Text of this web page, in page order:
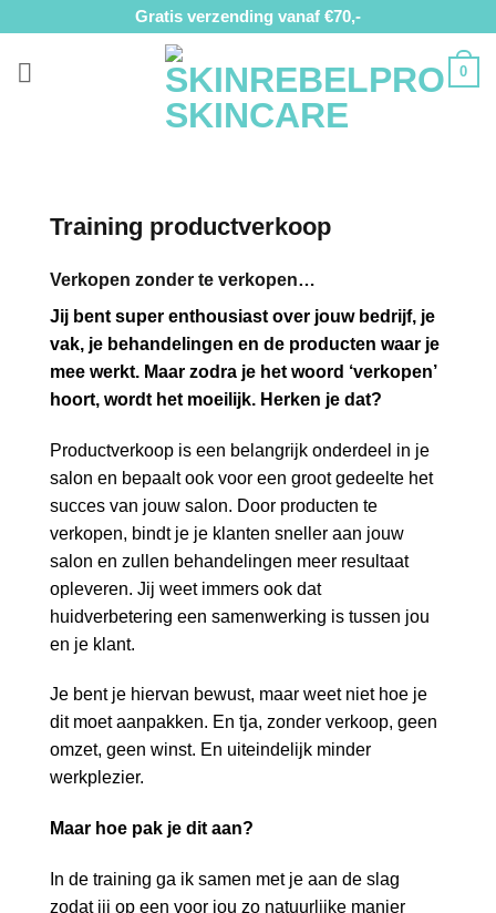
inhoud
Gratis verzending vanaf €70,-
0
Training productverkoop
Verkopen zonder te verkopen…
Jij bent super enthousiast over jouw bedrijf, je
vak, je behandelingen en de producten waar je
mee werkt. Maar zodra je het woord ‘verkopen’
hoort, wordt het moeilijk. Herken je dat?
Productverkoop is een belangrijk onderdeel in je
salon en bepaalt ook voor een groot gedeelte het
succes van jouw salon. Door producten te
verkopen, bindt je je klanten sneller aan jouw
salon en zullen behandelingen meer resultaat
opleveren. Jij weet immers ook dat
huidverbetering een samenwerking is tussen jou
en je klant.
Je bent je hiervan bewust, maar weet niet hoe je
dit moet aanpakken. En tja, zonder verkoop, geen
omzet, geen winst. En uiteindelijk minder
werkplezier.
Maar hoe pak je dit aan?
In de training ga ik samen met je aan de slag
zodat jij op een voor jou zo natuurlijke manier